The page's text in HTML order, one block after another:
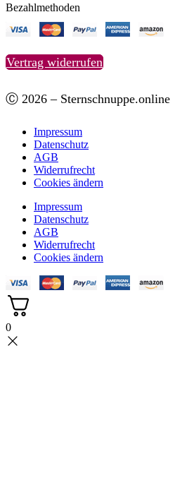
Bezahlmethoden
Vertrag widerrufen
Ⓒ 2026 – Sternschnuppe.online
Impressum
Datenschutz
AGB
Widerrufrecht
Cookies ändern
Impressum
Datenschutz
AGB
Widerrufrecht
Cookies ändern
0